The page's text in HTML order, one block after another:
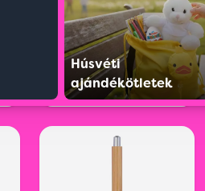
Húsvéti
ajándékötletek